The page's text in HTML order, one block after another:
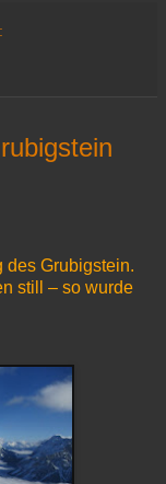
des Grubigstein.
still – so wurde